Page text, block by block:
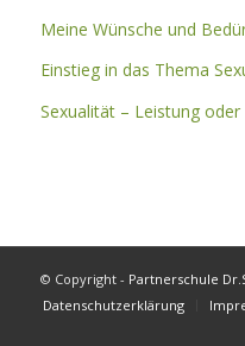
Meine Wünsche und
Einstieg in das Thema
Sexualität – Leistung oder
© Copyright - Partnerschule
Datenschutzerklärung